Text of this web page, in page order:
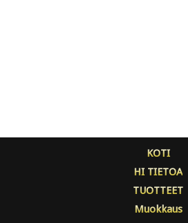
KOTI
HI TIETOA
TUOTTEET
Muokkaus